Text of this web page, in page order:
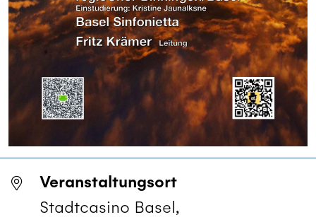
Veranstaltungsort
Stadtcasino Basel,